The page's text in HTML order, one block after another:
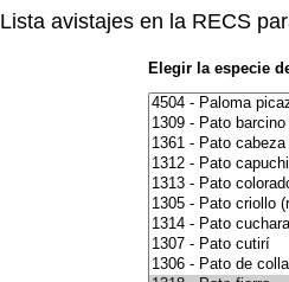
Lista avistajes en la RECS
Elegir la especie